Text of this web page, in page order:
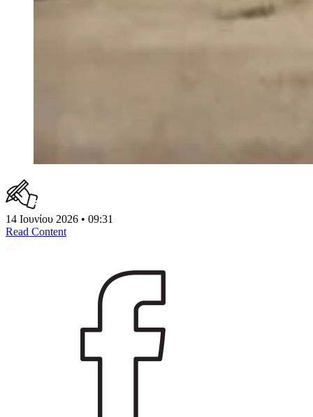
14 Ιουνίου 2026 • 09:31
Read Content